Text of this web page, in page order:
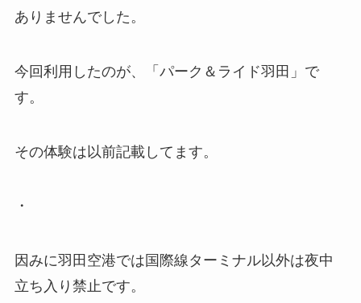
ありませんでした。
今回利用したのが、「パーク＆ライド羽田」で
す。
その体験は以前記載してます。
・
因みに羽田空港では国際線ターミナル以外は夜中
立ち入り禁止です。